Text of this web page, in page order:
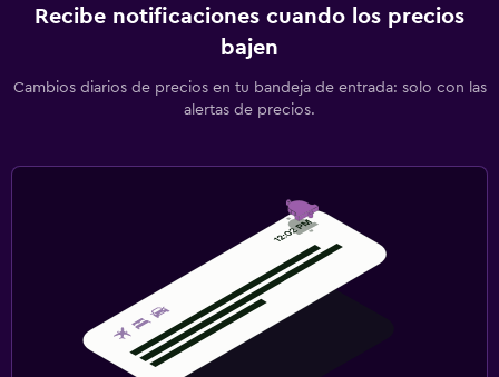
Recibe notificaciones cuando los precios
bajen
Cambios diarios de precios en tu bandeja de entrada: solo con las
alertas de precios.